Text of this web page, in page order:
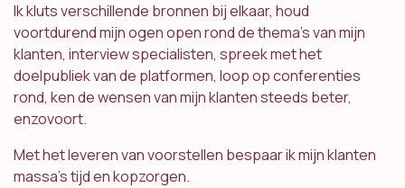
Ik kluts verschillende bronnen bij elkaar, houd
voortdurend mijn ogen open rond de thema's van mijn
klanten, interview specialisten, spreek met het
doelpubliek van de platformen, loop op conferenties
rond, ken de wensen van mijn klanten steeds beter,
enzovoort.
Met het leveren van voorstellen bespaar ik mijn klanten
massa's tijd en kopzorgen.